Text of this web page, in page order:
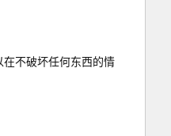
不破坏任何东西的情